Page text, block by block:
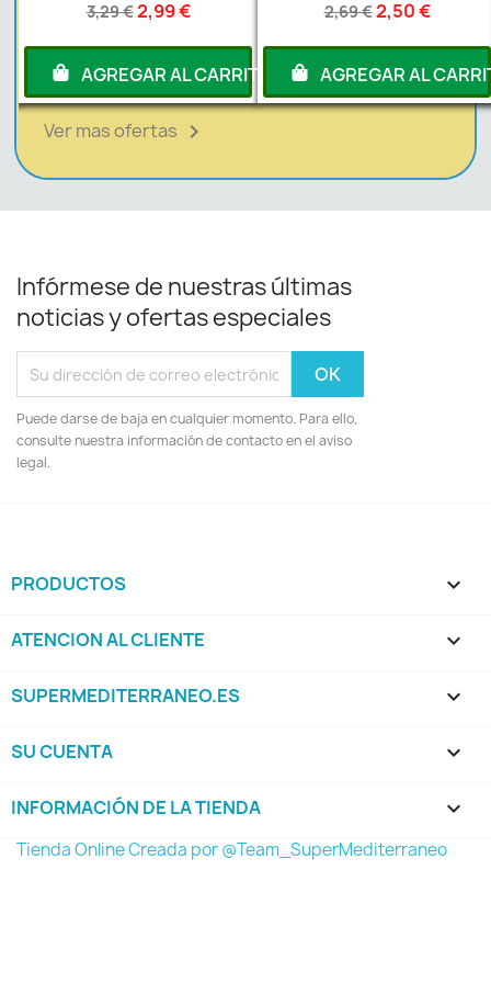
3,29 €2,99 €
AGREGAR AL CARRITO
2,69 €2,50 €
AGREGAR AL
Ver mas ofertas 
Infórmese de nuestras últimas
noticias y ofertas especiales
Puede darse de baja en cualquier momento. Para ello,
consulte nuestra información de contacto en el aviso
legal.
PRODUCTOS 
ATENCION AL CLIENTE 
SUPERMEDITERRANEO.ES 
SU CUENTA 
INFORMACIÓN DE LA TIENDA keyboard_arrow_down
Tienda Online Creada por @Team_SuperMediterraneo